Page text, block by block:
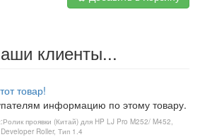
клиенты...
товар!
информацию по этому товару.
Ролик проявки (Китай) для HP LJ Pro M252/ M452,
Developer Roller, Тип 1.4